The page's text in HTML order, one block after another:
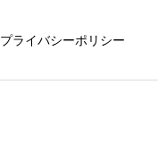
プライバシーポリシー